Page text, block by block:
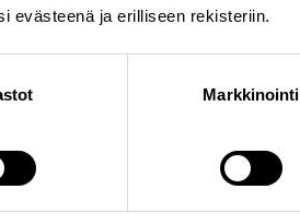
evästeenä ja erilliseen rekisteriin.
Markkinointi